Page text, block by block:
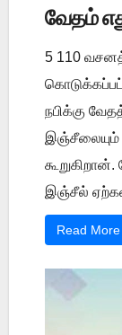
வேதம்
5 110
நபிக்கு
இஞ்சீல்
Read More